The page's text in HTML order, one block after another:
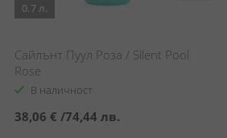
0.7 л.
Сайлънт Пуул Роза / Silent Pool
Rose
В наличност
38,06 € /74,44 лв.